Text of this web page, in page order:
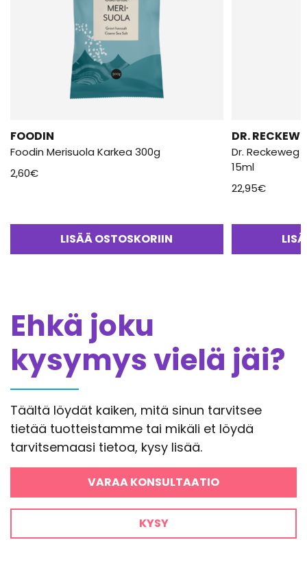
FOODIN
Foodin Merisuola Karkea 300g
2,60€
LISÄÄ OSTOSKORIIN
DR.
Dr. Reckeweg
15ml
22,95€
Ehkä joku
kysymys vielä jäi?
Täältä löydät kaiken, mitä sinun tarvitsee
tietää tuotteistamme tai mikäli et löydä
tarvitsemaasi tietoa, kysy lisää.
VARAA KONSULTAATIO
KYSY